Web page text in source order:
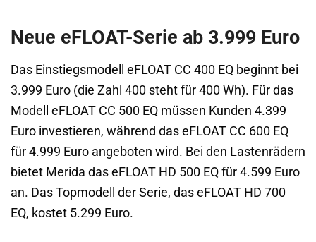
Neue eFLOAT-Serie ab 3.999 Euro
Das Einstiegsmodell eFLOAT CC 400 EQ beginnt bei
3.999 Euro (die Zahl 400 steht für 400 Wh). Für das
Modell eFLOAT CC 500 EQ müssen Kunden 4.399
Euro investieren, während das eFLOAT CC 600 EQ
für 4.999 Euro angeboten wird. Bei den Lastenrädern
bietet Merida das eFLOAT HD 500 EQ für 4.599 Euro
an. Das Topmodell der Serie, das eFLOAT HD 700
EQ, kostet 5.299 Euro.